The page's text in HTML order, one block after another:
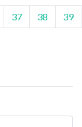
37 38 39